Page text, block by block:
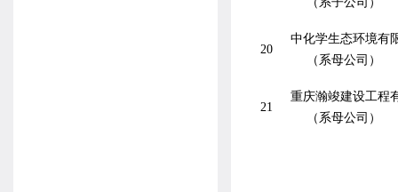
20
中化学生态环境有
（系母公司）
21
重庆瀚竣建设工程
（系母公司）